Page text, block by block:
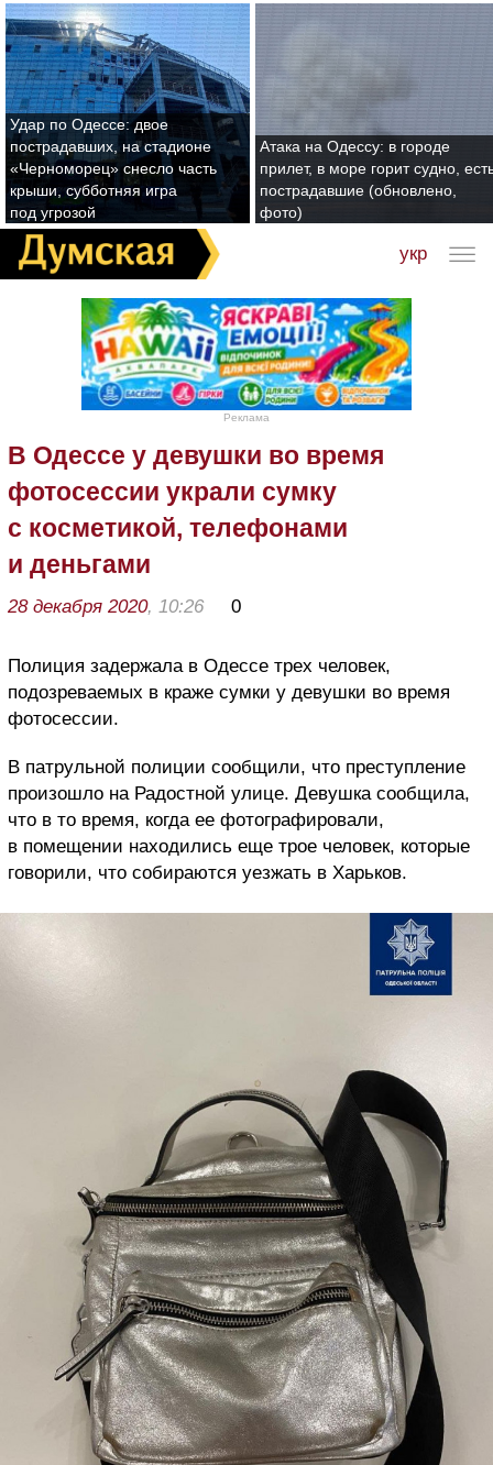
Удар по Одессе: двое
пострадавших, на стадионе
«Черноморец» снесло часть
крыши, субботняя игра
под угрозой
Атака на Одессу: в городе
прилет, в море горит судно,
пострадавшие (обновлено,
фото)
укр
Реклама
В Одессе у девушки во время
фотосессии украли сумку
с косметикой, телефонами
и деньгами
28 декабря 2020, 10:26 0
Полиция задержала в Одессе трех человек,
подозреваемых в краже сумки у девушки во время
фотосессии.
В патрульной полиции сообщили, что преступление
произошло на Радостной улице. Девушка сообщила,
что в то время, когда ее фотографировали,
в помещении находились еще трое человек, которые
говорили, что собираются уезжать в Харьков.